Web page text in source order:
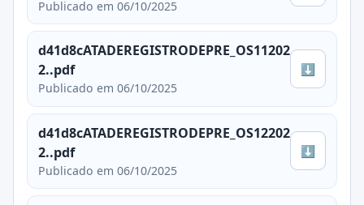
Publicado em 06/10/2025
d41d8cATADEREGISTRODEPRE_OS11202
2..pdf
Publicado em 06/10/2025
⬇
d41d8cATADEREGISTRODEPRE_OS12202
2..pdf
Publicado em 06/10/2025
⬇